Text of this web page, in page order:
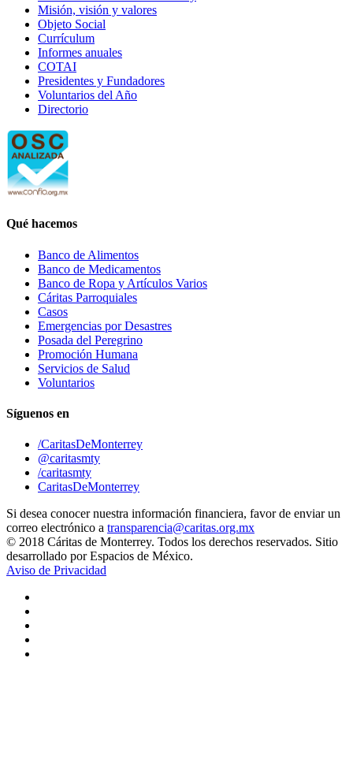
Misión, visión y valores
Objeto Social
Currículum
Informes anuales
COTAI
Presidentes y Fundadores
Voluntarios del Año
Directorio
Qué hacemos
Banco de Alimentos
Banco de Medicamentos
Banco de Ropa y Artículos Varios
Cáritas Parroquiales
Casos
Emergencias por Desastres
Posada del Peregrino
Promoción Humana
Servicios de Salud
Voluntarios
Síguenos en
/CaritasDeMonterrey
@caritasmty
/caritasmty
CaritasDeMonterrey
Si desea conocer nuestra información financiera, favor de enviar un
correo electrónico a transparencia@caritas.org.mx
© 2018 Cáritas de Monterrey. Todos los derechos reservados. Sitio
desarrollado por Espacios de México.
Aviso de Privacidad